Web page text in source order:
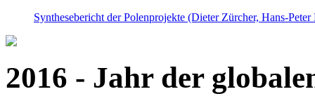
Synthesebericht der Polenprojekte (Dieter Zürcher, Hans-
2016 - Jahr der